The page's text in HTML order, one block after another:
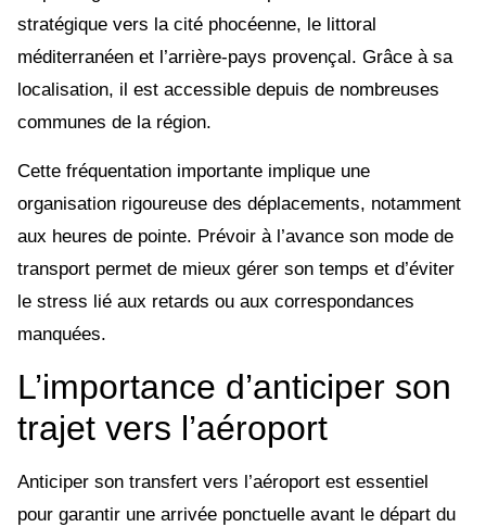
stratégique vers la cité phocéenne, le littoral
méditerranéen et l’arrière-pays provençal. Grâce à sa
localisation, il est accessible depuis de nombreuses
communes de la région.
Cette fréquentation importante implique une
organisation rigoureuse des déplacements, notamment
aux heures de pointe. Prévoir à l’avance son mode de
transport permet de mieux gérer son temps et d’éviter
le stress lié aux retards ou aux correspondances
manquées.
L’importance d’anticiper son
trajet vers l’aéroport
Anticiper son transfert vers l’aéroport est essentiel
pour garantir une arrivée ponctuelle avant le départ du